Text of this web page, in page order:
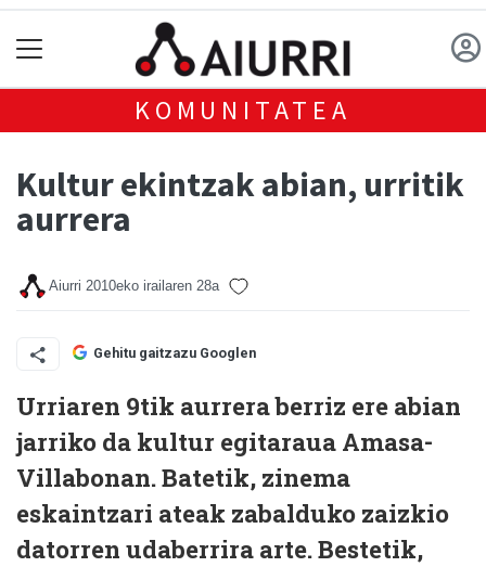
KOMUNITATEA
Kultur ekintzak abian, urritik
aurrera
Aiurri 2010eko irailaren 28a
Gehitu gaitzazu Googlen
Urriaren 9tik aurrera berriz ere abian
jarriko da kultur egitaraua Amasa-
Villabonan. Batetik, zinema
eskaintzari ateak zabalduko zaizkio
datorren udaberrira arte. Bestetik,